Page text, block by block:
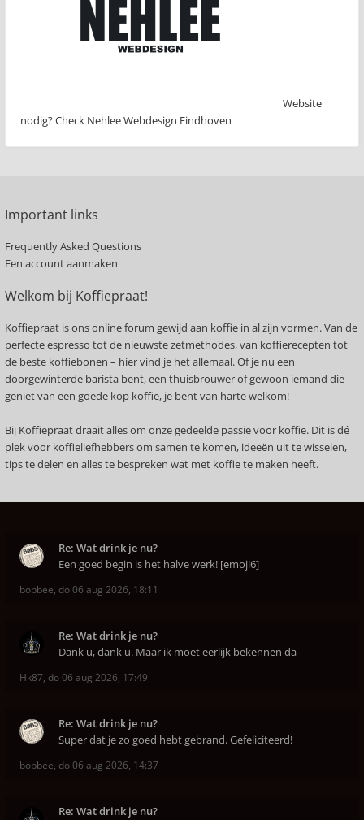
Website
nodig? Check Nehlee Webdesign Eindhoven
Important links
Frequently Asked Questions
Een account aanmaken
Welkom bij Koffiepraat!
Koffiepraat is ons online forum gewijd aan koffie in al zijn vormen. Van de
perfecte espresso tot de nieuwste zetmethodes, van koffierecepten tot
de beste koffiebonen – hier vind je het allemaal. Of je nu een
doorgewinterde barista bent, een thuisbrouwer of gewoon iemand die
geniet van een goede kop koffie, je bent van harte welkom!
Bij Koffiepraat draait alles om onze gedeelde passie voor koffie. Dit is dé
plek voor koffieliefhebbers om samen te komen, ideeën uit te wisselen,
tips te delen en alles te bespreken wat met koffie te maken heeft.
Re: Wat drink je nu?
Een goed begin is het halve werk! [emoji6]
bobbee, do 06 aug 2026, 18:11
Re: Wat drink je nu?
Dank u, dank u. Maar ik moet eerlijk bekennen da
Hk87, do 06 aug 2026, 17:49
Re: Wat drink je nu?
Super dat je zo goed hebt gebrand. Gefeliciteerd!
bobbee, do 06 aug 2026, 14:37
Re: Wat drink je nu?